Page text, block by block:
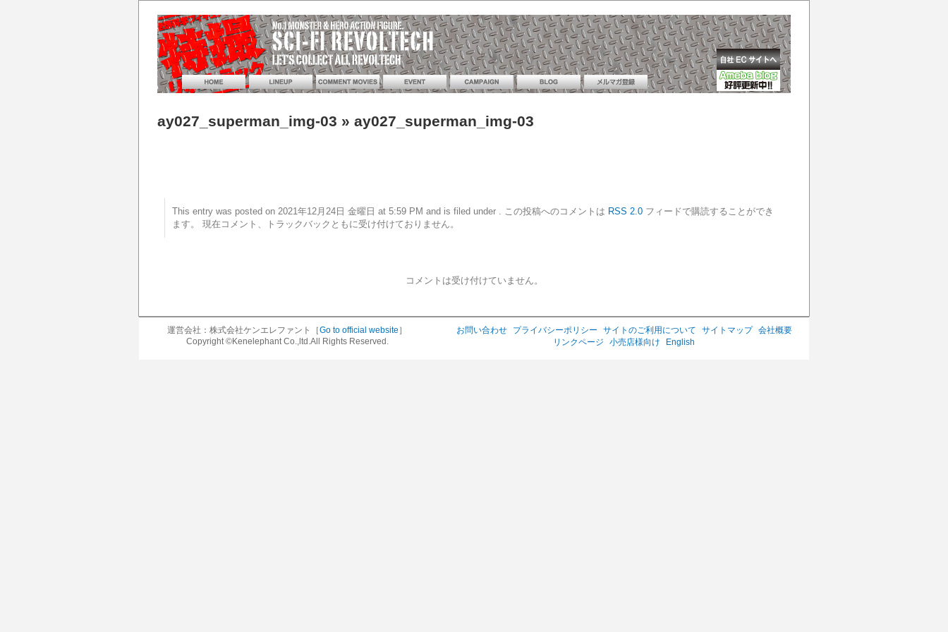
ay027_superman_img-03 » ay027_superman_img-03
This entry was posted on 2021年12月24日 金曜日 at 5:59 PM and is filed under . この投稿へのコメントは RSS 2.0 フィードで購読することができ
ます。 現在コメント、トラックバックともに受け付けておりません。
コメントは受け付けていません。
運営会社：株式会社ケンエレファント［Go to official website ］
Copyright ©Kenelephant Co.,ltd.All Rights Reserved.
お問い合わせ プライバシーポリシー サイトのご利用について サイトマップ
会社概要
リンクページ
小売店様向け English